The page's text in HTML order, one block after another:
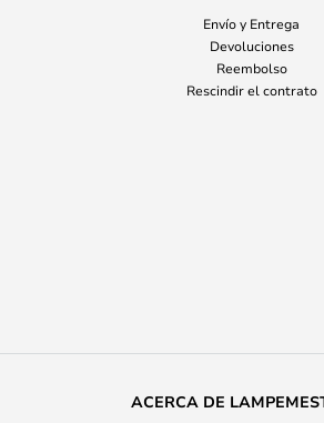
Envío y Entrega
Devoluciones
Reembolso
Rescindir el contrato
ACERCA DE